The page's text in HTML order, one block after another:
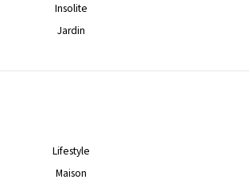
Insolite
Jardin
Lifestyle
Maison